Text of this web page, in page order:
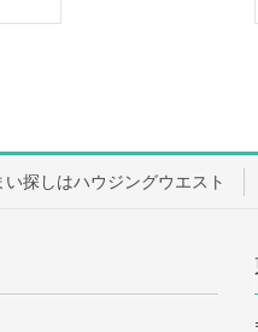
探しはハウジングウエスト